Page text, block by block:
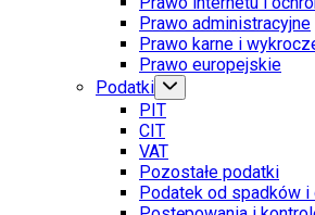
Prawo administracyjne
Prawo karne i
Prawo europejskie
Podatki
PIT
CIT
VAT
Pozostałe podatki
Podatek od spadków i